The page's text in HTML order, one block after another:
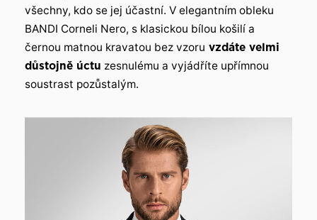
všechny, kdo se jej účastní. V elegantním obleku
BANDI Corneli Nero, s klasickou bílou košilí a
černou matnou kravatou bez vzoru vzdáte velmi
důstojně úctu zesnulému a vyjádříte upřímnou
soustrast pozůstalým.